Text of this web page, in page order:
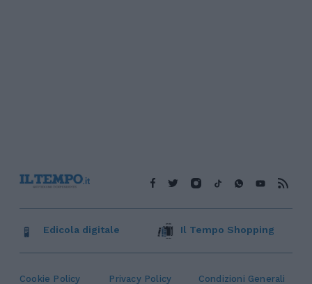
Cookie Policy Privacy Policy Condizioni Generali
Edicola digitale Il Tempo Shopping